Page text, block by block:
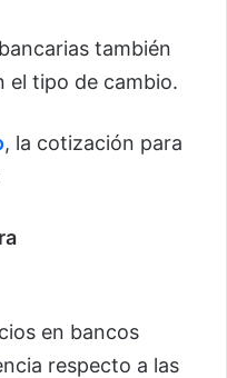
también
el tipo de cambio.
, la cotización para
en bancos
respecto a las